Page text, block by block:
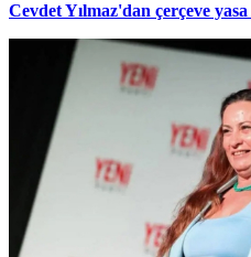
Cevdet Yılmaz'dan çerçeve